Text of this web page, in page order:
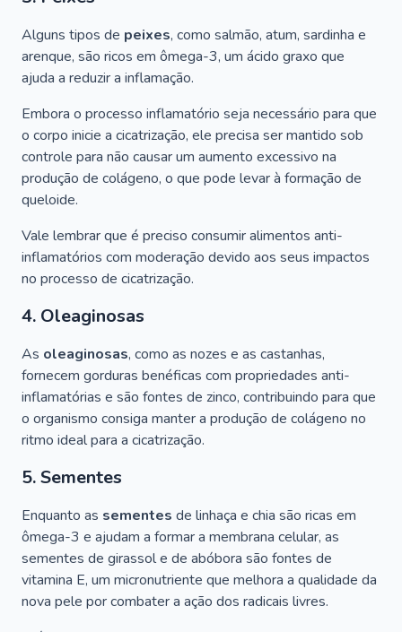
Alguns tipos de peixes, como salmão, atum, sardinha e
arenque, são ricos em ômega-3, um ácido graxo que
ajuda a reduzir a inflamação.
Embora o processo inflamatório seja necessário para que
o corpo inicie a cicatrização, ele precisa ser mantido sob
controle para não causar um aumento excessivo na
produção de colágeno, o que pode levar à formação de
queloide.
Vale lembrar que é preciso consumir alimentos anti-
inflamatórios com moderação devido aos seus impactos
no processo de cicatrização.
4. Oleaginosas
As oleaginosas, como as nozes e as castanhas,
fornecem gorduras benéficas com propriedades anti-
inflamatórias e são fontes de zinco, contribuindo para que
o organismo consiga manter a produção de colágeno no
ritmo ideal para a cicatrização.
5. Sementes
Enquanto as sementes de linhaça e chia são ricas em
ômega-3 e ajudam a formar a membrana celular, as
sementes de girassol e de abóbora são fontes de
vitamina E, um micronutriente que melhora a qualidade da
nova pele por combater a ação dos radicais livres.